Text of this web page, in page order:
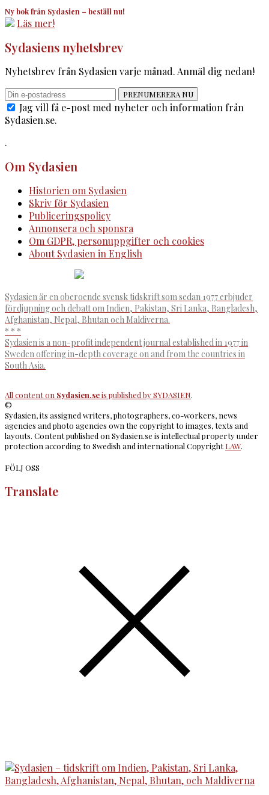
Ny bok från Sydasien – beställ nu!
Läs mer!
Sydasiens nyhetsbrev
Nyhetsbrev från Sydasien varje månad. Anmäl dig nedan!
PRENUMERERA NU
Jag vill få e-post med nyheter och information från
Sydasien.se.
.
Om Sydasien
Historien om Sydasien
Skriv för Sydasien
Publiceringspolicy
Annonsera och sponsra
Om GDPR, personuppgifter och cookies
About Sydasien in English
Sydasien är en oberoende svensk tidskrift som sedan 1977 erbjuder
fördjupning och debatt om Indien, Pakistan, Sri Lanka, Bangladesh,
Afghanistan, Nepal, Bhutan och Maldiverna.
* * *
Sydasien is a non-profit independent journal established in 1977 in
Sweden offering in-depth coverage on and from the countries in
South Asia.
All content on Sydasien.seis published bySYDASIEN.
©
Sydasien, its assigned writers, photographers, co-workers, news
agencies and photo agencies own the copyright to images, texts and
layouts. Content published on Sydasien.se is intellectual property under
protection according to Swedish and international CopyrightLAW.
FÖLJ OSS
Translate